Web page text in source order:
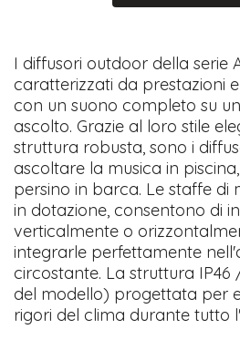
I diffusori outdoor della serie
caratterizzati da prestazioni
con un suono completo su
ascolto. Grazie al loro stile
struttura robusta, sono i
ascoltare la musica in
persino in barca. Le staffe di
in dotazione, consentono di
verticalmente o
integrarle perfettamente
circostante. La struttura IP46
del modello) progettata per
rigori del clima durante tutto